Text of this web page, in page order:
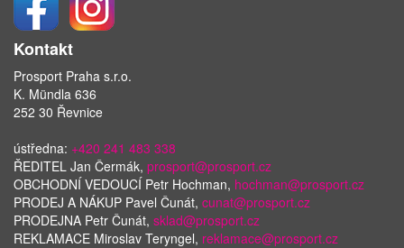
Kontakt
Prosport Praha s.r.o.
K. Mündla 636
252 30 Řevnice
ústředna: +420 241 483 338
ŘEDITEL Jan Čermák, prosport@prosport.cz
OBCHODNÍ VEDOUCÍ Petr Hochman, hochman@prosport.cz
PRODEJ A NÁKUP Pavel Čunát, cunat@prosport.cz
PRODEJNA Petr Čunát, sklad@prosport.cz
REKLAMACE Miroslav Teryngel, reklamace@prosport.cz